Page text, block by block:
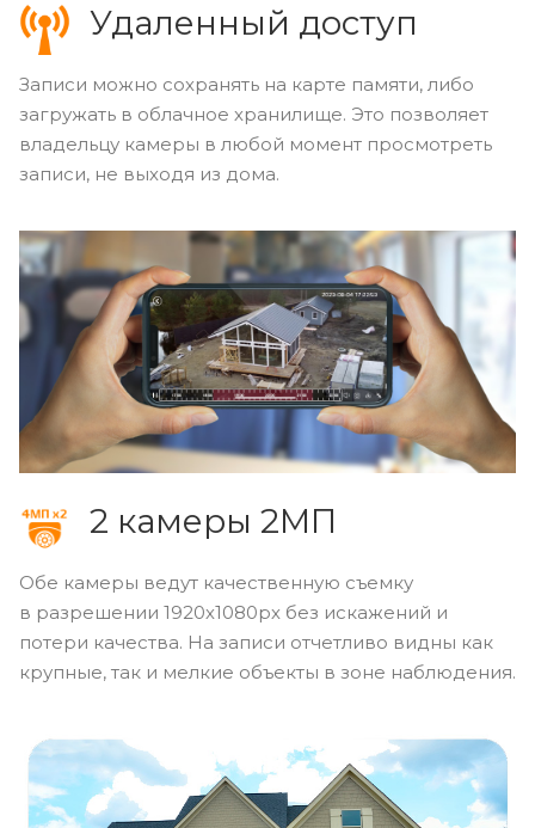
Удаленный доступ
Записи можно сохранять на карте памяти, либо
загружать в облачное хранилище. Это позволяет
владельцу камеры в любой момент просмотреть
записи, не выходя из дома.
2 камеры 2МП
Обе камеры ведут качественную съемку
в разрешении 1920х1080pх без искажений и
потери качества. На записи отчетливо видны как
крупные, так и мелкие объекты в зоне наблюдения.